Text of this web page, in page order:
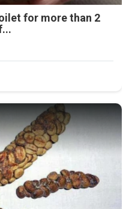
for more than 2